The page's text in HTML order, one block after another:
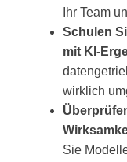
Ihr Team
Schulen
mit KI-
wirklich
Sie